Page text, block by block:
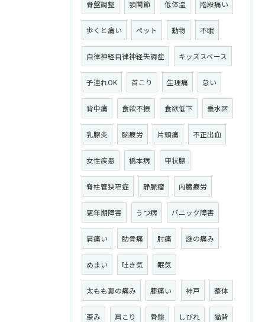
骨盤調整 顎関節 低体温 階段痛い
歩くと痛い ペット 動物 不眠
自律神経自律神経失調症 キッズスペース
子連れOK 首こり 生理痛 怠い
背中痛 食欲不振 食欲低下 垂水区
乳腺炎 脳疲労 片頭痛 不正出血
女性疾患 橋本病 甲状腺
脊柱管狭窄症 静脈瘤 内臓疲労
更年期障害 うつ病 パニック障害
肩痛い 肋骨痛 肘痛 謎の痛み
めまい 吐き気 眠気
太もも裏の痛み 膝痛い 神戸 整体
歪み 肩こり 骨盤 しびれ 猫背